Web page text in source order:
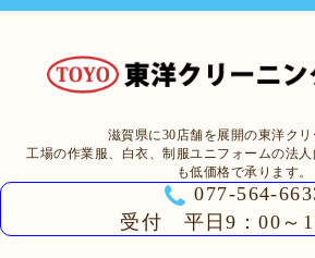
滋賀県に30店舗を展開の東洋クリ
工場の作業服、白衣、制服ユニフォームの法
も低価格で承ります。
077-564-
受付 平日9：00～